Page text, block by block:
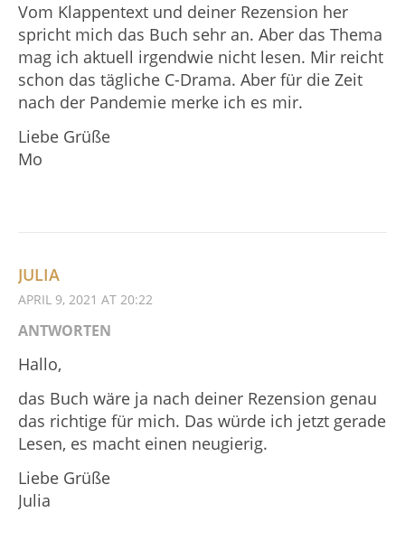
Vom Klappentext und deiner Rezension her
spricht mich das Buch sehr an. Aber das Thema
mag ich aktuell irgendwie nicht lesen. Mir reicht
schon das tägliche C-Drama. Aber für die Zeit
nach der Pandemie merke ich es mir.
Liebe Grüße
Mo
JULIA
APRIL 9, 2021 AT 20:22
ANTWORTEN
Hallo,
das Buch wäre ja nach deiner Rezension genau
das richtige für mich. Das würde ich jetzt gerade
Lesen, es macht einen neugierig.
Liebe Grüße
Julia